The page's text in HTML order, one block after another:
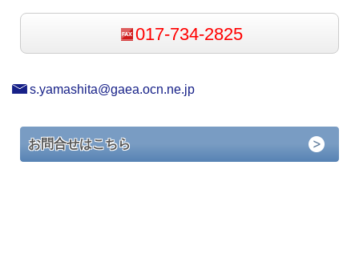
017-734-2825
s.yamashita@gaea.ocn.ne.jp
お問合せはこちら